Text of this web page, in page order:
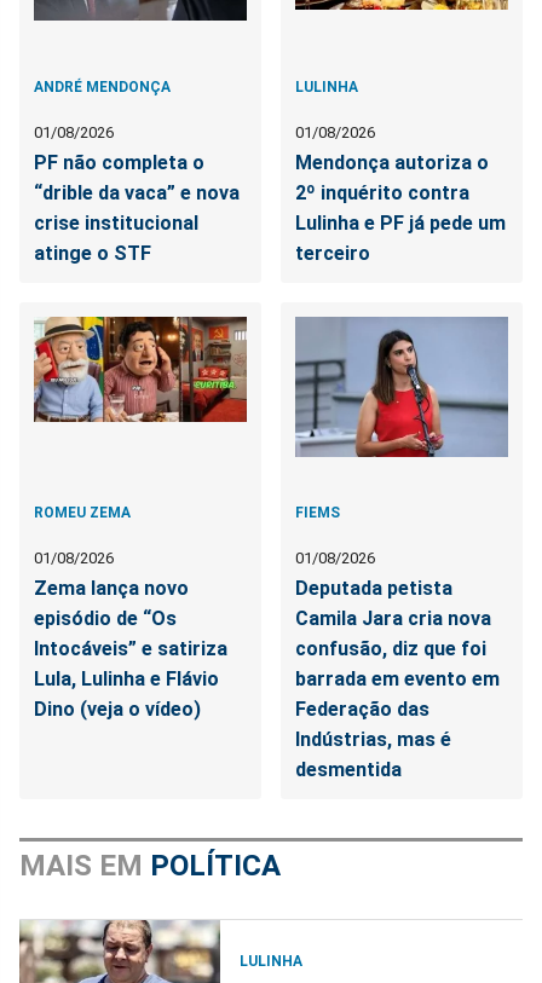
ANDRÉ MENDONÇA
01/08/2026
PF não completa o
“drible da vaca” e nova
crise institucional
atinge o STF
LULINHA
01/08/2026
Mendonça autoriza o
2º inquérito contra
Lulinha e PF já pede um
terceiro
ROMEU ZEMA
01/08/2026
Zema lança novo
episódio de “Os
Intocáveis” e satiriza
Lula, Lulinha e Flávio
Dino (veja o vídeo)
FIEMS
01/08/2026
Deputada petista
Camila Jara cria nova
confusão, diz que foi
barrada em evento em
Federação das
Indústrias, mas é
desmentida
MAIS EM POLÍTICA
LULINHA